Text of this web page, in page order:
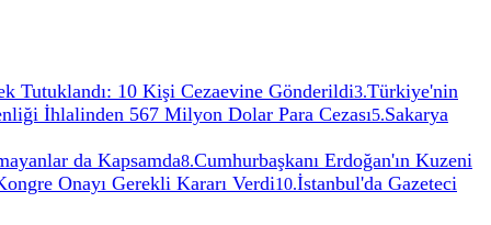
Tutuklandı: 10 Kişi Cezaevine Gönderildi3.Türkiye'nin
İhlalinden 567 Milyon Dolar Para Cezası5.Sakarya
da Kapsamda8.Cumhurbaşkanı Erdoğan'ın Kuzeni
Onayı Gerekli Kararı Verdi10.İstanbul'da Gazeteci